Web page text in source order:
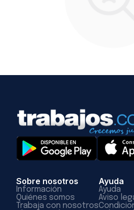
Sobre nosotros
Información
Quiénes somos
Trabaja con nosotros
Ayuda
Ayuda
Aviso